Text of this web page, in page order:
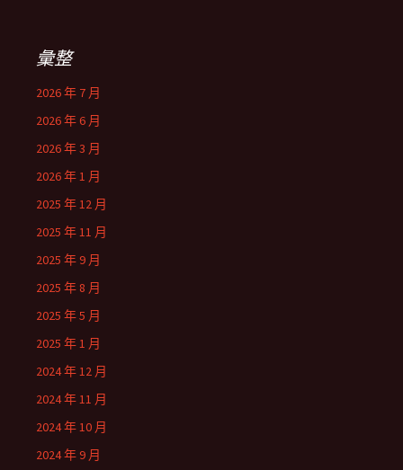
彙整
2026 年 7 月
2026 年 6 月
2026 年 3 月
2026 年 1 月
2025 年 12 月
2025 年 11 月
2025 年 9 月
2025 年 8 月
2025 年 5 月
2025 年 1 月
2024 年 12 月
2024 年 11 月
2024 年 10 月
2024 年 9 月